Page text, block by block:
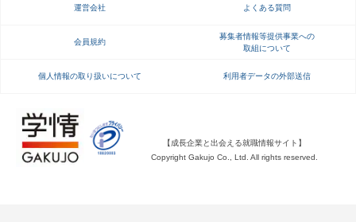
就活ニュースペーパー よくある質問
不明点があればこちら
運営会社 よくある質問
会員規約
募集者情報等提供事業への
取組について
個人情報の取り扱いについて 利用者データの外部送信
【成長企業と出会える就職情報サイト】
Copyright Gakujo Co., Ltd. All rights reserved.